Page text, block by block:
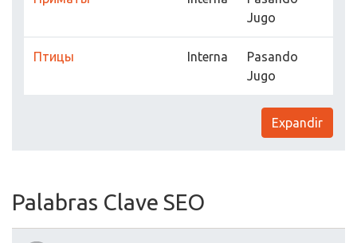
Jugo
Птицы Interna
Pasando
Jugo
Expandir
Palabras Clave SEO